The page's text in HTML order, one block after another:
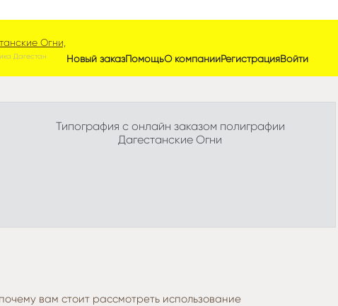
Огни,
Дагестан Новый заказПомощьО компанииРегистрацияВойти
Типография с онлайн заказом полиграфии
Дагестанские Огни
вам стоит рассмотреть использование